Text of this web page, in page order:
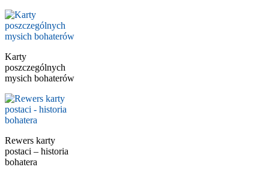
Karty
poszczególnych
mysich bohaterów
Rewers karty
postaci – historia
bohatera